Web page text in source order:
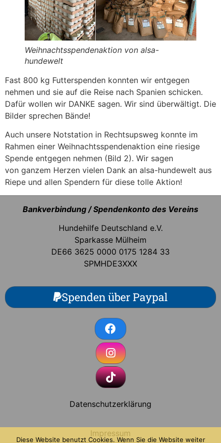
Weihnachtsspendenaktion von alsa-
hundewelt
Fast 800 kg Futterspenden konnten wir entgegen
nehmen und sie auf die Reise nach Spanien schicken.
Dafür wollen wir DANKE sagen. Wir sind überwältigt. Die
Bilder sprechen Bände!
Auch unsere Notstation in Rechtsupsweg konnte im
Rahmen einer Weihnachtsspendenaktion eine riesige
Spende entgegen nehmen (Bild 2). Wir sagen
von ganzem Herzen vielen Dank an alsa-hundewelt aus
Riepe und allen Spendern für diese tolle Aktion!
Bankverbindung / Spendenkonto des Vereins
Hundehilfe Deutschland e.V.
Sparkasse Mülheim
DE66 3625 0000 0175 1284 33
SPMHDE3XXX
Spenden über Paypal
Datenschutzerklärung
Impressum
Diese Website benutzt Cookies. Wenn Sie die Website weiter